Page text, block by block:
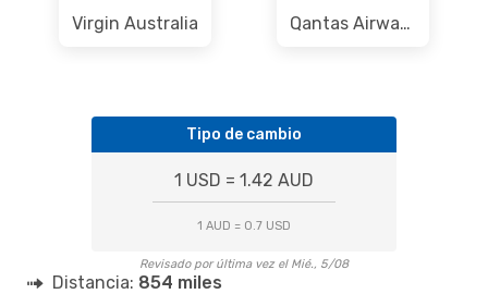
Virgin Australia Qantas Airways
Tipo de cambio
1 USD = 1.42 AUD
1 AUD = 0.7 USD
Revisado por última vez el Mié., 5/08
Distancia: 854 miles